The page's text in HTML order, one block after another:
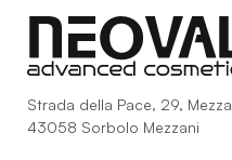
Strada della Pace, 29,
43058 Sorbolo Mezzani